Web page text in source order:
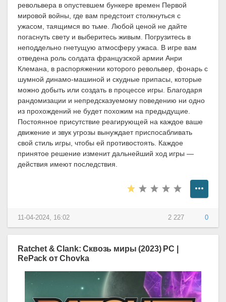
револьвера в опустевшем бункере времен Первой
мировой войны, где вам предстоит столкнуться с
ужасом, таящимся во тьме. Любой ценой не дайте
погаснуть свету и выберитесь живым. Погрузитесь в
неподдельно гнетущую атмосферу ужаса. В игре вам
отведена роль солдата французской армии Анри
Клемана, в распоряжении которого револьвер, фонарь с
шумной динамо-машиной и скудные припасы, которые
можно добыть или создать в процессе игры. Благодаря
рандомизации и непредсказуемому поведению ни одно
из прохождений не будет похожим на предыдущие.
Постоянное присутствие реагирующей на каждое ваше
движение и звук угрозы вынуждает приспосабливать
свой стиль игры, чтобы ей противостоять. Каждое
принятое решение изменит дальнейший ход игры —
действия имеют последствия.
2 227 0
11-04-2024, 16:02
Ratchet & Clank: Сквозь миры (2023) PC |
RePack от Chovka